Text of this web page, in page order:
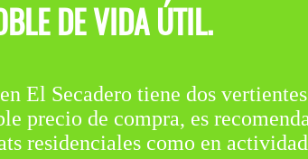
DE VIDA ÚTIL.
El Secadero tiene dos
precio de compra, es
residenciales como en